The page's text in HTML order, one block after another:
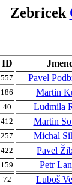
Zebricek
ID
557 Pavel
186 Martin
40 Ludmila
412 Martin
257 Michal
422 Pavel
159 Petr
72 Luboš